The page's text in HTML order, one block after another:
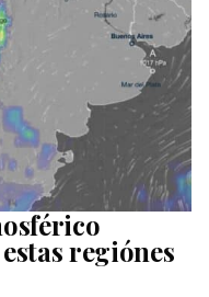
regiónes